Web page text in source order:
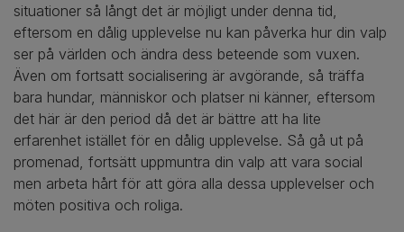
situationer så långt det är möjligt under denna tid,
eftersom en dålig upplevelse nu kan påverka hur din valp
ser på världen och ändra dess beteende som vuxen.
Även om fortsatt socialisering är avgörande, så träffa
bara hundar, människor och platser ni känner, eftersom
det här är den period då det är bättre att ha lite
erfarenhet istället för en dålig upplevelse. Så gå ut på
promenad, fortsätt uppmuntra din valp att vara social
men arbeta hårt för att göra alla dessa upplevelser och
möten positiva och roliga.